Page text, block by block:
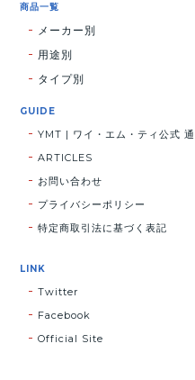
商品一覧
メーカー別
用途別
タイプ別
GUIDE
YMT | ワイ・エム・ティ公式
ARTICLES
お問い合わせ
プライバシーポリシー
特定商取引法に基づく表記
LINK
Twitter
Facebook
Official Site